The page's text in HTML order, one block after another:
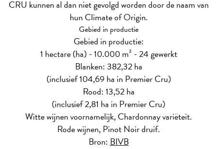
CRU kunnen al dan niet gevolgd worden door de naam van
hun Climate of Origin.
Gebied in productie
Gebied in productie:
1 hectare (ha) - 10.000 m² - 24 gewerkt
Blanken: 382,32 ha
(inclusief 104,69 ha in Premier Cru)
Rood: 13,52 ha
(inclusief 2,81 ha in Premier Cru)
Witte wijnen voornamelijk, Chardonnay variëteit.
Rode wijnen, Pinot Noir druif.
Bron: BIVB